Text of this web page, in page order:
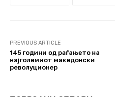
PREVIOUS ARTICLE
145 години од раѓањето на
најголемиот македонски
револуционер